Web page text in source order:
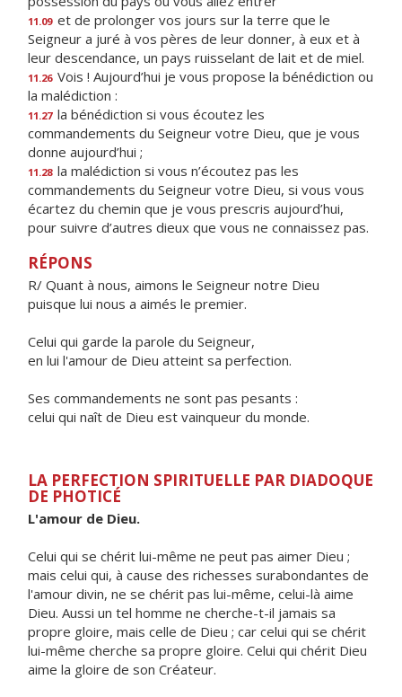
11.09 et de prolonger vos jours sur la terre que le
Seigneur a juré à vos pères de leur donner, à eux et à
leur descendance, un pays ruisselant de lait et de miel.
11.26 Vois ! Aujourd’hui je vous propose la bénédiction ou
la malédiction :
11.27 la bénédiction si vous écoutez les
commandements du Seigneur votre Dieu, que je vous
donne aujourd’hui ;
11.28 la malédiction si vous n’écoutez pas les
commandements du Seigneur votre Dieu, si vous vous
écartez du chemin que je vous prescris aujourd’hui,
pour suivre d’autres dieux que vous ne connaissez pas.
RÉPONS
R/ Quant à nous, aimons le Seigneur notre Dieu
puisque lui nous a aimés le premier.
Celui qui garde la parole du Seigneur,
en lui l'amour de Dieu atteint sa perfection.
Ses commandements ne sont pas pesants :
celui qui naît de Dieu est vainqueur du monde.
LA PERFECTION SPIRITUELLE PAR DIADOQUE
DE PHOTICÉ
L'amour de Dieu.
Celui qui se chérit lui-même ne peut pas aimer Dieu ;
mais celui qui, à cause des richesses surabondantes de
l'amour divin, ne se chérit pas lui-même, celui-là aime
Dieu. Aussi un tel homme ne cherche-t-il jamais sa
propre gloire, mais celle de Dieu ; car celui qui se chérit
lui-même cherche sa propre gloire. Celui qui chérit Dieu
aime la gloire de son Créateur.